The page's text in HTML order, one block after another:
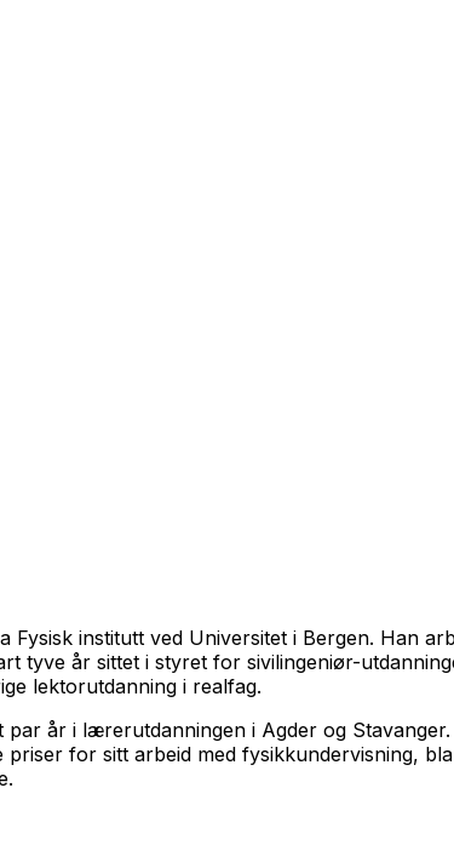
institutt ved Universitet i Bergen. Han
tyve år sittet i styret for sivilingeniør-
lektorutdanning i realfag.
år i lærerutdanningen i Agder og
for sitt arbeid med fysikkundervisning,